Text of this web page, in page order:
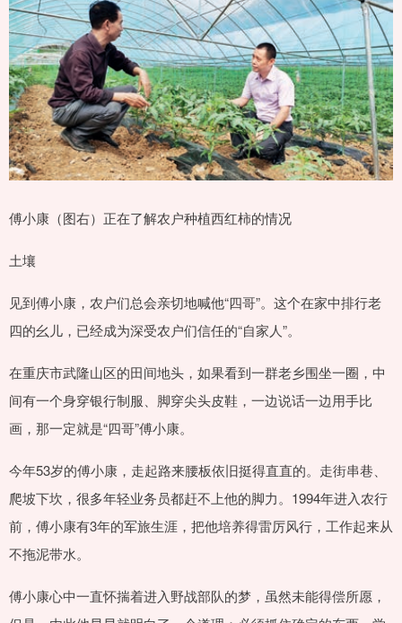
傅小康（图右）正在了解农户种植西红柿的情况
土壤
见到傅小康，农户们总会亲切地喊他“四哥”。这个在家中排行老
四的幺儿，已经成为深受农户们信任的“自家人”。
在重庆市武隆山区的田间地头，如果看到一群老乡围坐一圈，中
间有一个身穿银行制服、脚穿尖头皮鞋，一边说话一边用手比
画，那一定就是“四哥”傅小康。
今年53岁的傅小康，走起路来腰板依旧挺得直直的。走街串巷、
爬坡下坎，很多年轻业务员都赶不上他的脚力。1994年进入农行
前，傅小康有3年的军旅生涯，把他培养得雷厉风行，工作起来从
不拖泥带水。
傅小康心中一直怀揣着进入野战部队的梦，虽然未能得偿所愿，